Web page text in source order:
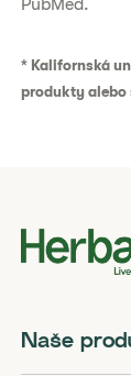
PubMed.
* Kalifornská
produkty alebo
Naše